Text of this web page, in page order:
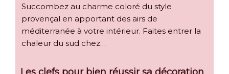
Succombez au charme coloré du style
provençal en apportant des airs de
méditerranée à votre intérieur. Faites entrer la
chaleur du sud chez…